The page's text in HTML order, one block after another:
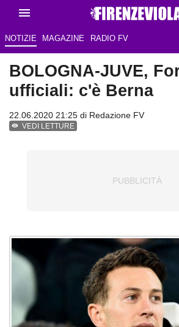
NOTIZIE MAGAZINE RADIO FV
BOLOGNA-JUVE,
ufficiali: c'è Berna
22.06.2020 21:25 di Redazione FV
VEDI LETTURE